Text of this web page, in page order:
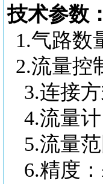
技术参数：
1.气路数
2.流量控
3.连接
4.流量
5.流量范
6.精度：